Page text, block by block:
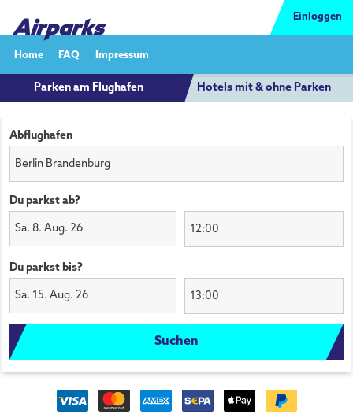
Einloggen
Home FAQ Impressum
Parken am Flughafen Hotels mit & ohne Parken
Abflughafen
Du parkst ab?
Sa. 8. Aug. 26
Du parkst bis?
Sa. 15. Aug. 26
Suchen